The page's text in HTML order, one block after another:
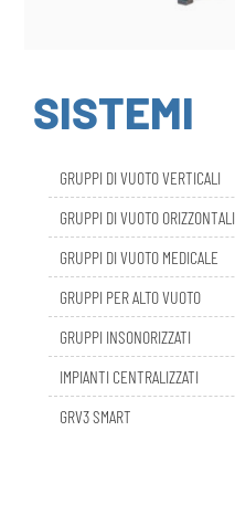
SISTEMI
GRUPPI DI VUOTO ORIZZONTALI
GRUPPI DI VUOTO MEDICALE
GRUPPI PER ALTO VUOTO
GRUPPI INSONORIZZATI
IMPIANTI CENTRALIZZATI
GRV3 SMART